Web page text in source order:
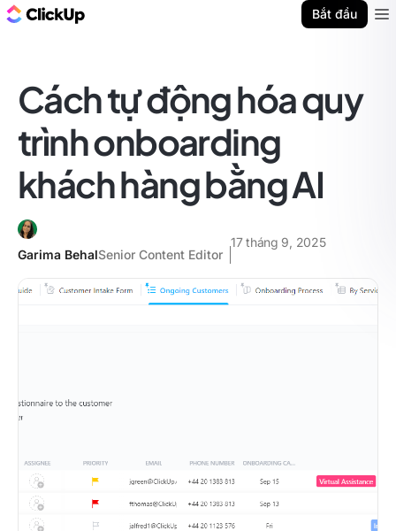
Bắt đầu
Cách tự động hóa quy
trình onboarding
khách hàng bằng AI
Garima BehalSenior Content Editor
17 tháng 9, 2025